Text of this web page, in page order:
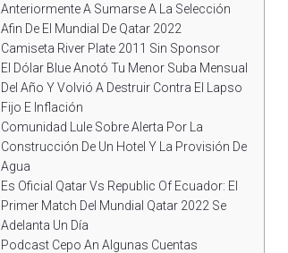
Anteriormente A Sumarse A La Selección
Afin De El Mundial De Qatar 2022
Camiseta River Plate 2011 Sin Sponsor
El Dólar Blue Anotó Tu Menor Suba Mensual
Del Año Y Volvió A Destruir Contra El Lapso
Fijo E Inflación
Comunidad Lule Sobre Alerta Por La
Construcción De Un Hotel Y La Provisión De
Agua
Es Oficial Qatar Vs Republic Of Ecuador: El
Primer Match Del Mundial Qatar 2022 Se
Adelanta Un Día
Podcast Cepo An Algunas Cuentas